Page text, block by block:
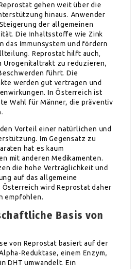
gehen weit über die
hinaus. Anwender
der allgemeinen
Die Inhaltsstoffe wie Zink
das Immunsystem und fördern
Reprostat hilft auch,
Urogenitaltrakt zu reduzieren,
führt. Die
werden gut vertragen und
In Österreich ist
Wahl für Männer, die präventiv
Vorteil einer natürlichen und
Im Gegensatz zu
hat es kaum
mit anderen Medikamenten.
die hohe Verträglichkeit und
auf das allgemeine
wird Reprostat daher
empfohlen.
Basis von
von Reprostat basiert auf der
Reduktase, einem Enzym,
DHT umwandelt. Ein